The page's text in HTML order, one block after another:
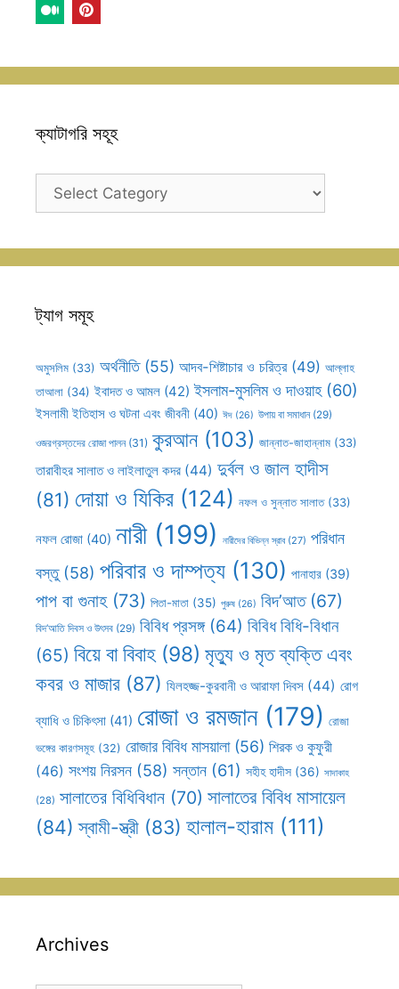
ক্যাটাগরি সহূহ
ক্যাটাগরি
ট্যাগ সমূহ
অমুসলিম (33) অর্থনীতি(55) আদব-শিষ্টাচার ও চরিত্র(49) আল্লাহ
তাআলা (34) ইবাদত ও আমল (42) ইসলাম-মুসলিম ও দাওয়াহ(60)
ইসলামী ইতিহাস ও ঘটনা এবং জীবনী (40) ঈদ (26) উপায় বা সমাধান(29)
ওজরগ্রস্তদের রোজা পালন(31) কুরআন(103) জান্নাত-জাহান্নাম (33)
তারাবীহর সালাত ও লাইলাতুল কদর (44) দুর্বল ও জাল হাদীস
(81) দোয়া ও যিকির (124) নফল ও সুন্নাত সালাত(33)
নফল রোজা (40) নারী(199) নারীদের বিভিন্ন স্রাব(27) পরিধান
বস্তু(58) পরিবার ও দাম্পত্য (130) পানাহার (39)
পাপ বা গুনাহ(73) পিতা-মাতা (35) পুরুষ (26) বিদ’আত(67)
বিদ’আতি দিবস ও উৎসব (29) বিবিধ প্রসঙ্গ(64) বিবিধ বিধি-বিধান
(65) বিয়ে বা বিবাহ (98) মৃত্যু ও মৃত ব্যক্তি এবং
কবর ও মাজার (87) যিলহজ্জ-কুরবানী ও আরাফা দিবস (44) রোগ
ব্যাধি ও চিকিৎসা (41) রোজা ও রমজান(179) রোজা
ভঙ্গের কারণসমূহ (32) রোজার বিবিধ মাসয়ালা(56) শিরক ও কুফুরী
(46) সংশয় নিরসন (58) সন্তান (61) সহীহ হাদীস (36) সাদাকাহ
(28) সালাতের বিধিবিধান (70) সালাতের বিবিধ মাসায়েল
(84) স্বামী-স্ত্রী (83) হালাল-হারাম (111)
Archives